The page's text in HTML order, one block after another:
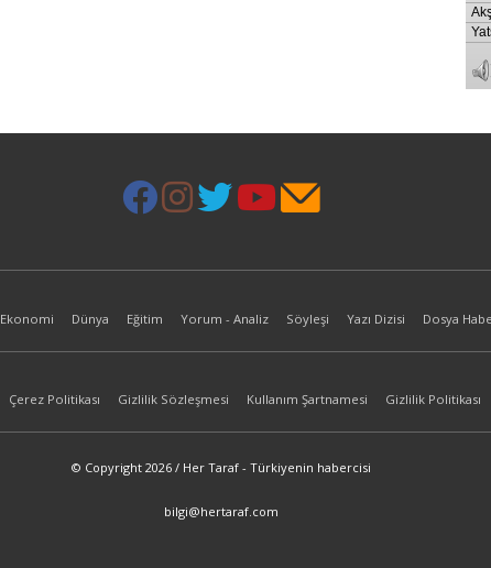
Ekonomi Dünya Eğitim Yorum - Analiz Söyleşi Yazı Dizisi Dosya
Çerez Politikası Gizlilik Sözleşmesi Kullanım Şartnamesi Gizlilik Politikası
© Copyright 2026 / Her Taraf - Türkiyenin habercisi
bilgi@hertaraf.com